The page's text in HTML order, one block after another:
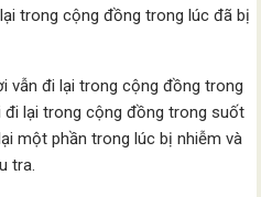
trong cộng đồng trong lúc đã bị
vẫn đi lại trong cộng đồng trong
lại trong cộng đồng trong suốt
một phần trong lúc bị nhiễm và
tra.